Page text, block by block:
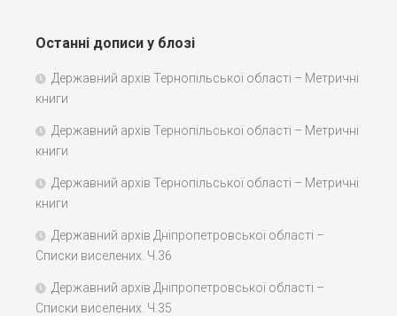
Останні дописи у блозі
Державний архів Тернопільської області – Метричні
книги
Державний архів Тернопільської області – Метричні
книги
Державний архів Тернопільської області – Метричні
книги
Державний архів Дніпропетровської області –
Списки виселених. Ч.36
Державний архів Дніпропетровської області –
Списки виселених. Ч.35